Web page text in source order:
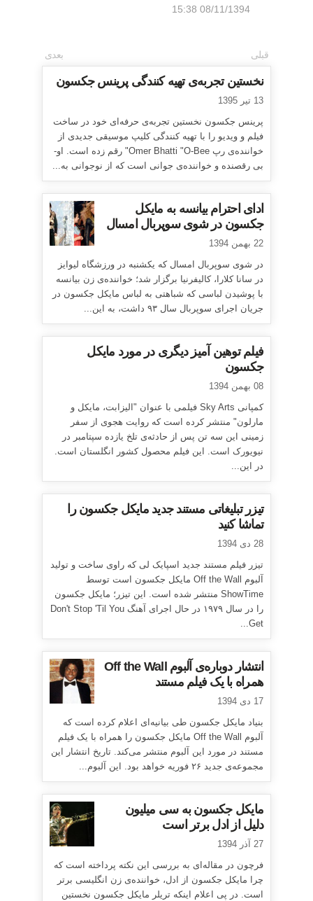
08/11/1394 15:38
قبلی بعدی
نخستین تجربه‌ی تهیه کنندگی پرینس جکسون
13 تیر 1395
پرینس جکسون نخستین تجربه‌ی حرفه‌ای خود در ساخت
فیلم و ویدیو را با تهیه کنندگی کلیپ موسیقی جدیدی از
خواننده‌ی رپ Omer Bhatti "O-Bee" رقم زده است. او-
بی رقصنده و خواننده‌ی جوانی است که از نوجوانی به...
ادای احترام بیانسه به مایکل
جکسون در شوی سوپربال امسال
22 بهمن 1394
در شوی سوپربال امسال که یکشنبه در ورزشگاه لیوایز
در سانا کلارا، کالیفرنیا برگزار شد؛ خواننده‌ی زن بیانسه
با پوشیدن لباسی که شباهتی به لباس مایکل جکسون در
جریان اجرای سوپربال سال ۹۳ داشت، به این...
فیلم توهین آمیز دیگری در مورد مایکل
جکسون
08 بهمن 1394
کمپانی Sky Arts فیلمی با عنوان "الیزابت، مایکل و
مارلون" منتشر کرده است که روایت هجوی از سفر
زمینی این سه تن پس از حادثه‌ی تلخ یازده سپتامبر در
نیویورک است. این فیلم محصول کشور انگلستان است.
در این...
تیزر تبلیغاتی مستند جدید مایکل جکسون را
تماشا کنید
28 دی 1394
تیزر فیلم مستند جدید اسپایک لی که راوی ساخت و تولید
آلبوم Off the Wall مایکل جکسون است توسط
ShowTime منتشر شده است. این تیزر؛ مایکل جکسون
را در سال ۱۹۷۹ در حال اجرای آهنگ Don't Stop 'Til You
Get...
انتشار دوباره‌ی آلبوم Off the Wall
همراه با یک فیلم مستند
17 دی 1394
بنیاد مایکل جکسون طی بیانیه‌ای اعلام کرده است که
آلبوم Off the Wall مایکل جکسون را همراه با یک فیلم
مستند در مورد این آلبوم منتشر می‌کند. تاریخ انتشار این
مجموعه‌ی جدید ۲۶ فوریه خواهد بود. این آلبوم...
مایکل جکسون به سی میلیون
دلیل از ادل برتر است
27 آذر 1394
فرچون در مقاله‌ای به بررسی این نکته پرداخته است که
چرا مایکل جکسون از ادل، خواننده‌ی زن انگلیسی برتر
است. در پی اعلام اینکه تریلر مایکل جکسون نخستین